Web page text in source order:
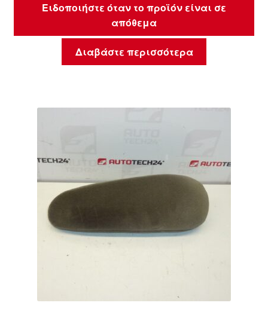
Ειδοποιήστε όταν το προϊόν είναι σε
απόθεμα
Διαβάστε περισσότερα